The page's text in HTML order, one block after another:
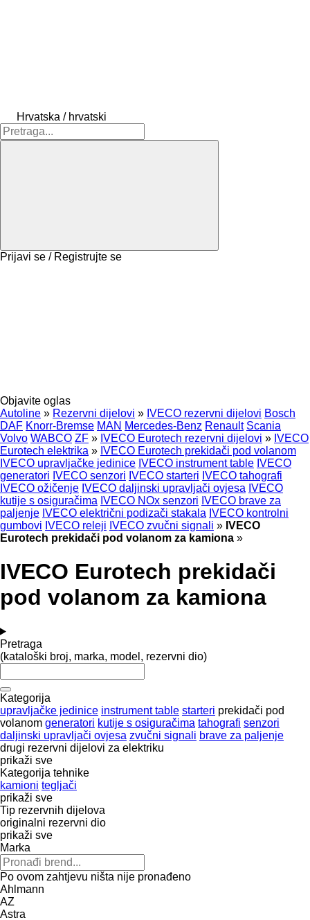
Hrvatska / hrvatski
Prijavi se / Registrujte se
Objavite oglas
Autoline » Rezervni dijelovi » IVECO rezervni dijelovi Bosch
DAF Knorr-Bremse MAN Mercedes-Benz Renault Scania
Volvo WABCO ZF » IVECO Eurotech rezervni dijelovi » IVECO
Eurotech elektrika » IVECO Eurotech prekidači pod volanom
IVECO upravljačke jedinice IVECO instrument table IVECO
generatori IVECO senzori IVECO starteri IVECO tahografi
IVECO ožičenje IVECO daljinski upravljači ovjesa IVECO
kutije s osiguračima IVECO NOx senzori IVECO brave za
paljenje IVECO električni podizači stakala IVECO kontrolni
gumbovi IVECO releji IVECO zvučni signali » IVECO
Eurotech prekidači pod volanom za kamiona »
IVECO Eurotech prekidači
pod volanom za kamiona
Pretraga
(kataloški broj, marka, model, rezervni dio)
Kategorija
upravljačke jedinice instrument table starteri prekidači pod
volanom generatori kutije s osiguračima tahografi senzori
daljinski upravljači ovjesa zvučni signali brave za paljenje
drugi rezervni dijelovi za elektriku
prikaži sve
Kategorija tehnike
kamioni tegljači
prikaži sve
Tip rezervnih dijelova
originalni rezervni dio
prikaži sve
Marka
Po ovom zahtjevu ništa nije pronađeno
Ahlmann
AZ
Astra